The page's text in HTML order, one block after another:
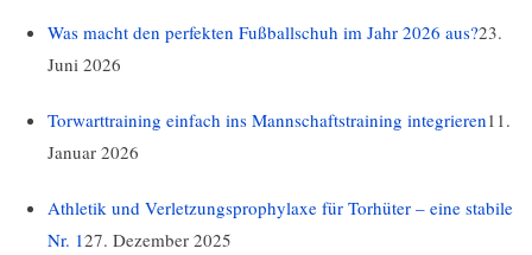
Was macht den perfekten Fußballschuh im Jahr 2026 aus?23.
Juni 2026
Torwarttraining einfach ins Mannschaftstraining integrieren11.
Januar 2026
Athletik und Verletzungsprophylaxe für Torhüter – eine stabile
Nr. 127. Dezember 2025